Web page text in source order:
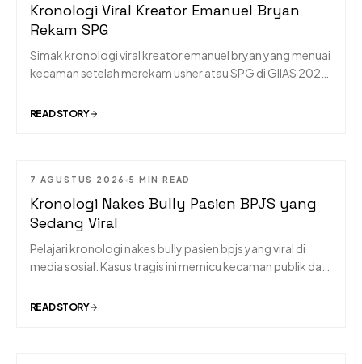
Kronologi Viral Kreator Emanuel Bryan
Rekam SPG
Simak kronologi viral kreator emanuel bryan yang menuai
kecaman setelah merekam usher atau SPG di GIIAS 2026
READ STORY
7 AGUSTUS 2026 5 MIN READ
Kronologi Nakes Bully Pasien BPJS yang
Sedang Viral
Pelajari kronologi nakes bully pasien bpjs yang viral di
media sosial. Kasus tragis ini memicu kecaman publik dan
READ STORY